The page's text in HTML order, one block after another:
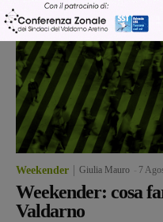
Weekender Giulia Mauro 7
Weekender: cosa
Valdarno